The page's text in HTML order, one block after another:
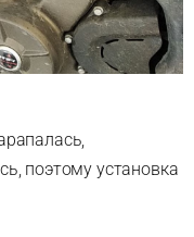
поэтому установка